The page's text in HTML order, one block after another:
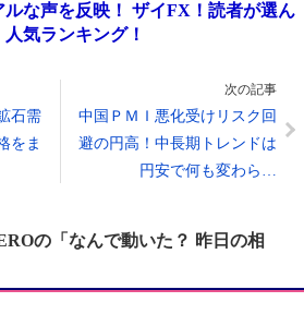
な声を反映！ ザイFX！読者が選ん
気ランキング！
石需
をま
次の記事
中国ＰＭＩ悪化受けリスク回
避の円高！中長期トレンドは
円安で何も変わら…
の「なんで動いた？ 昨日の相